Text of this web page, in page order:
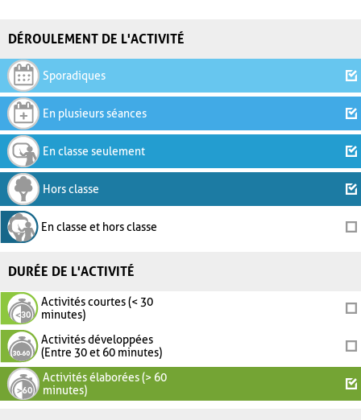
DÉROULEMENT DE L'ACTIVITÉ
Sporadiques
En plusieurs séances
En classe seulement
Hors classe
En classe et hors classe
DURÉE DE L'ACTIVITÉ
Activités courtes (< 30
minutes)
Activités développées
(Entre 30 et 60 minutes)
Activités élaborées (> 60
minutes)